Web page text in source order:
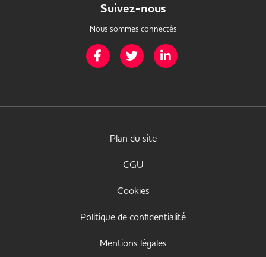
Suivez-nous
Nous sommes connectés
Page Facebook de Mission Handicap
Page Twitter de Mission Handicap
Plan du site
CGU
Cookies
Politique de confidentialité
Mentions légales